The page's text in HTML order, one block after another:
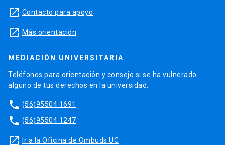
launch Contacto para apoyo
launch Más orientación
MEDIACIÓN UNIVERSITARIA
Teléfonos para orientación y consejo si se ha vulnerado
alguno de tus derechos en la universidad.
phone (56)95504 1691
phone (56)95504 1247
launch Ir a la Oficina de Ombuds UC